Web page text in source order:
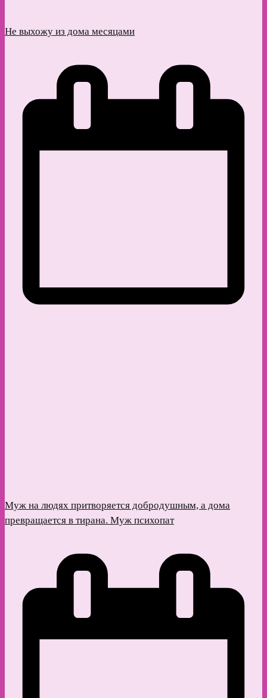
Не выхожу из дома месяцами
Муж на людях притворяется добродушным, а дома
превращается в тирана. Муж психопат